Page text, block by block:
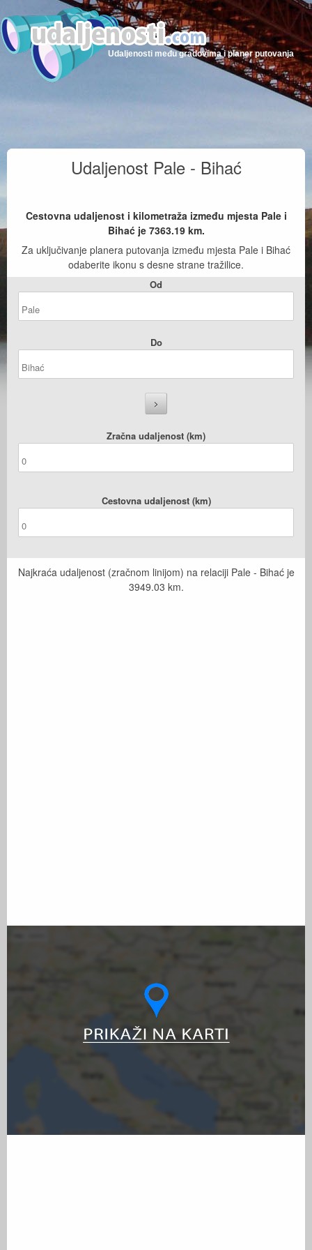
Udaljenosti među gradovima i planer putovanja
Udaljenost Pale - Bihać
Cestovna udaljenost i kilometraža između mjesta Pale i
Bihać je 7363.19km.
Za uključivanje planera putovanja između mjesta Pale i Bihać
odaberite ikonu s desne strane tražilice.
Od
Do
Zračna udaljenost (km)
Cestovna udaljenost (km)
Najkraća udaljenost (zračnom linijom) na relaciji Pale - Bihać je
3949.03 km.